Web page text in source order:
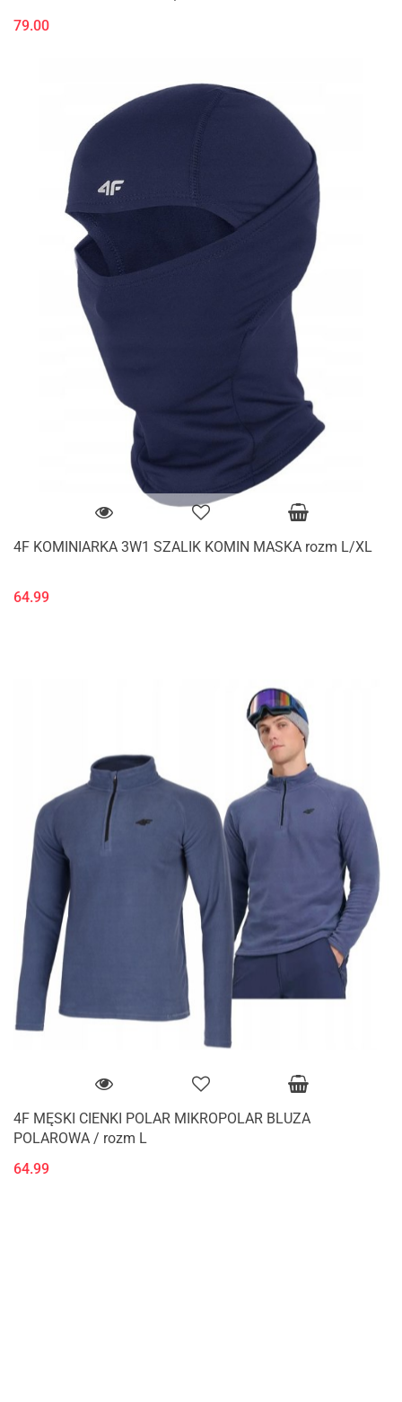
79.00
4F KOMINIARKA 3W1 SZALIK KOMIN MASKA rozm L/XL
64.99
4F MĘSKI CIENKI POLAR MIKROPOLAR BLUZA
POLAROWA / rozm L
64.99